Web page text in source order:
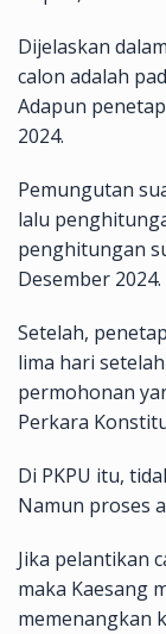
Dijelaskan
calon adalah
Adapun
2024.
Pemungutan
lalu
penghitungan
Desember 2024.
Setelah,
lima hari
permohonan
Perkara
Di PKPU itu,
Namun proses
Jika pelantikan
maka Kaesang
memenangkan